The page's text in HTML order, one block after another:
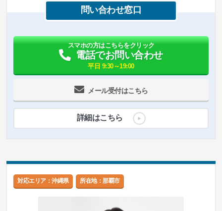
問い合わせ窓口
メール受付はこちら
スマホの方はこちらをクリック
電話でお問い合わせ
平日 9:30～19:00
詳細はこちら
対応エリア：沖縄県 所在地：那覇市